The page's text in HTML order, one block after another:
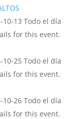
10-13 Todo el día
for this event.
10-25 Todo el día
for this event.
10-26 Todo el día
for this event.